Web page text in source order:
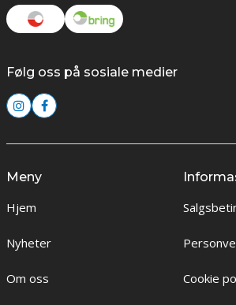
Følg oss på sosiale medier
Meny
Hjem
Nyheter
Om oss Cookie